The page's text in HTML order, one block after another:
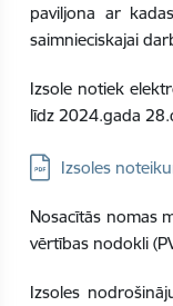
paviljona ar
saimnieciskajai
Izsole notiek
līdz 2024.gada
Lejupielādēt:
Izsoles
Nosacītās nomas
vērtības nodokli
Izsoles